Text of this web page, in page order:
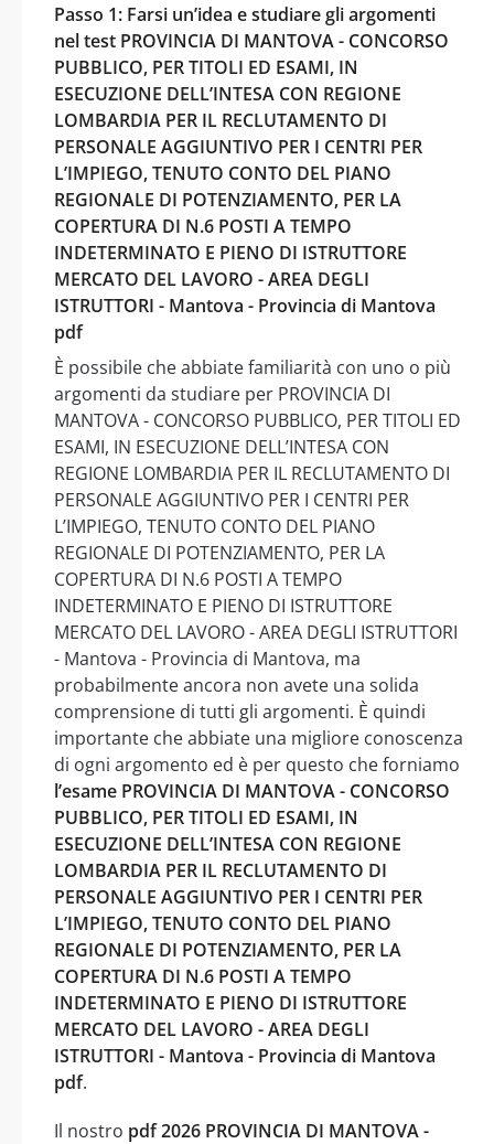
Passo 1: Farsi un’idea e studiare gli argomenti
nel test PROVINCIA DI MANTOVA - CONCORSO
PUBBLICO, PER TITOLI ED ESAMI, IN
ESECUZIONE DELL’INTESA CON REGIONE
LOMBARDIA PER IL RECLUTAMENTO DI
PERSONALE AGGIUNTIVO PER I CENTRI PER
L’IMPIEGO, TENUTO CONTO DEL PIANO
REGIONALE DI POTENZIAMENTO, PER LA
COPERTURA DI N.6 POSTI A TEMPO
INDETERMINATO E PIENO DI ISTRUTTORE
MERCATO DEL LAVORO - AREA DEGLI
ISTRUTTORI - Mantova - Provincia di Mantova
pdf
È possibile che abbiate familiarità con uno o più
argomenti da studiare per PROVINCIA DI
MANTOVA - CONCORSO PUBBLICO, PER TITOLI ED
ESAMI, IN ESECUZIONE DELL’INTESA CON
REGIONE LOMBARDIA PER IL RECLUTAMENTO DI
PERSONALE AGGIUNTIVO PER I CENTRI PER
L’IMPIEGO, TENUTO CONTO DEL PIANO
REGIONALE DI POTENZIAMENTO, PER LA
COPERTURA DI N.6 POSTI A TEMPO
INDETERMINATO E PIENO DI ISTRUTTORE
MERCATO DEL LAVORO - AREA DEGLI ISTRUTTORI
- Mantova - Provincia di Mantova, ma
probabilmente ancora non avete una solida
comprensione di tutti gli argomenti. È quindi
importante che abbiate una migliore conoscenza
di ogni argomento ed è per questo che forniamo
l’esame PROVINCIA DI MANTOVA - CONCORSO
PUBBLICO, PER TITOLI ED ESAMI, IN
ESECUZIONE DELL’INTESA CON REGIONE
LOMBARDIA PER IL RECLUTAMENTO DI
PERSONALE AGGIUNTIVO PER I CENTRI PER
L’IMPIEGO, TENUTO CONTO DEL PIANO
REGIONALE DI POTENZIAMENTO, PER LA
COPERTURA DI N.6 POSTI A TEMPO
INDETERMINATO E PIENO DI ISTRUTTORE
MERCATO DEL LAVORO - AREA DEGLI
ISTRUTTORI - Mantova - Provincia di Mantova
pdf.
Il nostro pdf 2026 PROVINCIA DI MANTOVA -